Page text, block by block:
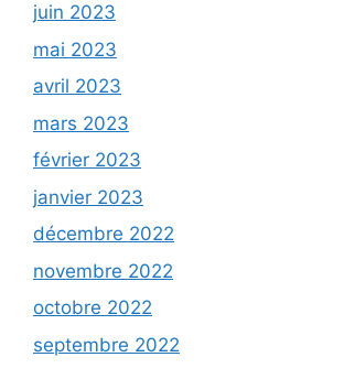
juin 2023
mai 2023
avril 2023
mars 2023
février 2023
janvier 2023
décembre 2022
novembre 2022
octobre 2022
septembre 2022